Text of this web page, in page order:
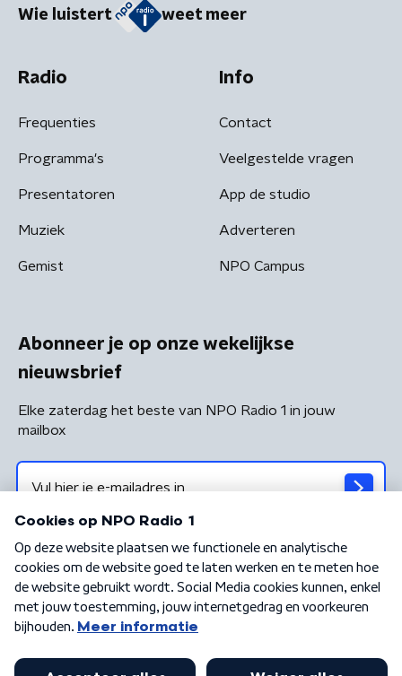
Wie luistert weet meer
Radio
Frequenties
Programma's
Presentatoren
Muziek
Gemist
Info
Contact
Veelgestelde vragen
App de studio
Adverteren
NPO Campus
Abonneer je op onze wekelijkse
nieuwsbrief
Elke zaterdag het beste van NPO Radio 1 in jouw
mailbox
Algemene voorwaarden